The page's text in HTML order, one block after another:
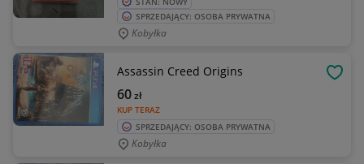
SPRZEDAJĄCY: OSOBA PRYWATNA
Kobyłka
Assassin Creed Origins
KUP TERAZ
60zł
SPRZEDAJĄCY: OSOBA PRYWATNA
Kobyłka